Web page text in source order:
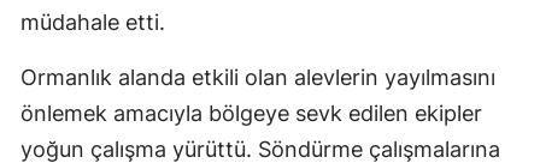
müdahale etti.
Ormanlık alanda etkili olan alevlerin yayılmasını
önlemek amacıyla bölgeye sevk edilen ekipler
yoğun çalışma yürüttü. Söndürme çalışmalarına